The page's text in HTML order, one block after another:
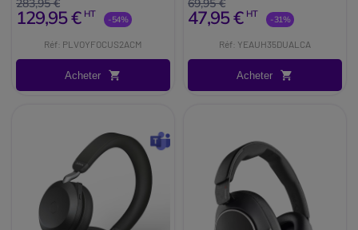
conversations.
283,95 €
129,95 € HT -54%
Réf: PLVOYFOCUS2ACM
Acheter
69,95 €
47,95 € HT -31%
Réf: YEAUH35DUALCA
Acheter